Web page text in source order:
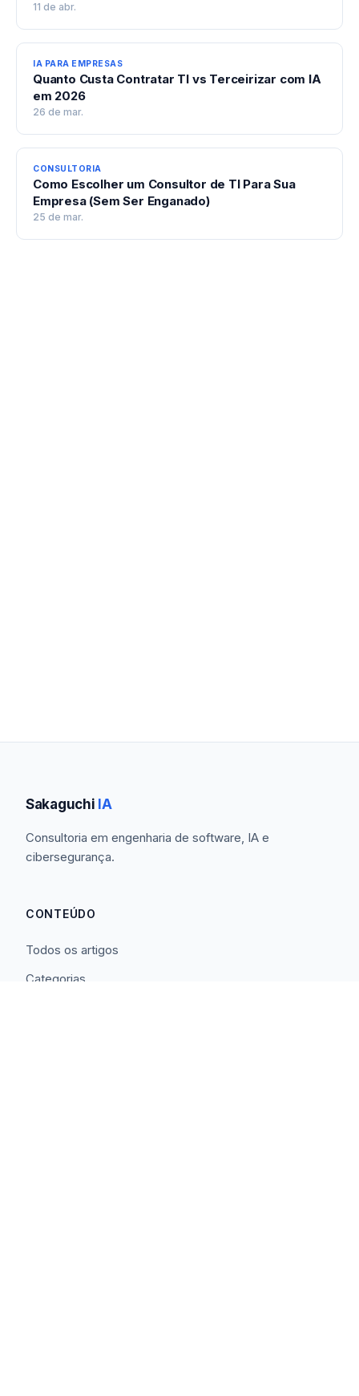
11 de abr.
IA PARA EMPRESAS
Quanto Custa Contratar TI vs Terceirizar com IA
em 2026
26 de mar.
CONSULTORIA
Como Escolher um Consultor de TI Para Sua
Empresa (Sem Ser Enganado)
25 de mar.
Sakaguchi IA
Consultoria em engenharia de software, IA e
cibersegurança.
CONTEÚDO
Todos os artigos
Categorias